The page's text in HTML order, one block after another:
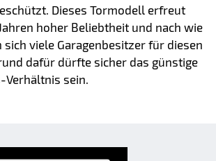
Dieses Tormodell erfreut
hoher Beliebtheit und nach wie
viele Garagenbesitzer für diesen
dafür dürfte sicher das günstige
sein.